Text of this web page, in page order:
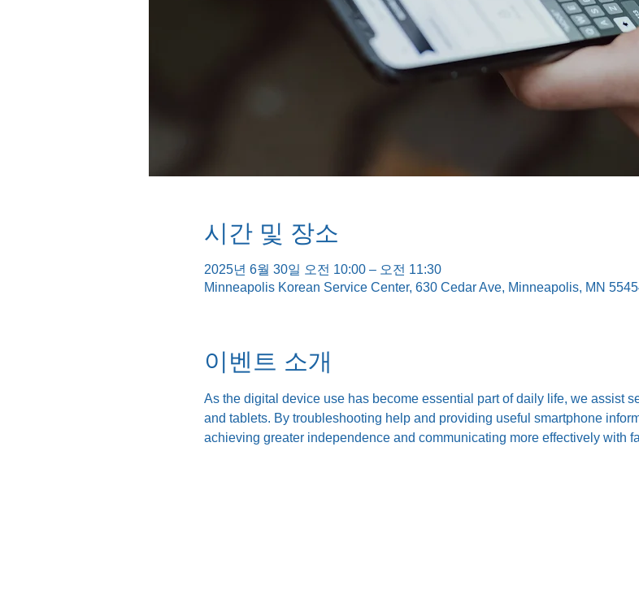
시간 및 장소
2025년 6월 30일 오전 10:00 – 오전 11:30
Minneapolis Korean Service Center, 630 Cedar Ave, Minneapolis, MN
이벤트 소개
As the digital device use has become essential part of daily life, we assist
and tablets. By troubleshooting help and providing useful smartphone
achieving greater independence and communicating more effectively with